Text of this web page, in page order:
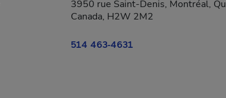
3950 rue Saint-Denis, Montréal,
Canada, H2W 2M2
514 463-4631